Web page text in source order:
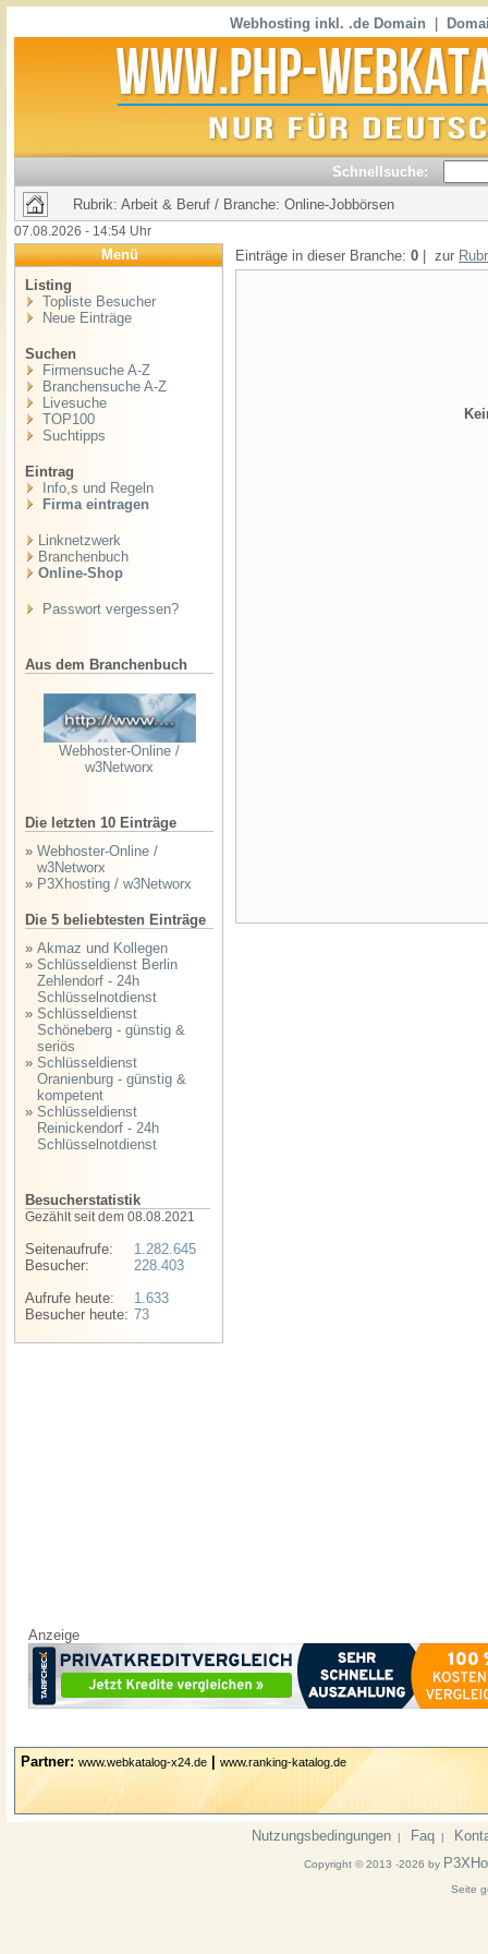
Webhosting inkl. .de Domain
Schnellsuche:
Rubrik: Arbeit & Beruf / Branche: Online-Jobbörsen
07.08.2026 - 14:54 Uhr
Menü
Listing
Topliste Besucher
Neue Einträge
Suchen
Firmensuche A-Z
Branchensuche A-Z
Livesuche
TOP100
Suchtipps
Eintrag
Info,s und Regeln
Firma eintragen
Linknetzwerk
Branchenbuch
Online-Shop
Passwort vergessen?
Aus dem Branchenbuch
Webhoster-Online /
w3Networx
Die letzten 10 Einträge
» Webhoster-Online /
w3Networx
» P3Xhosting / w3Networx
Die 5 beliebtesten Einträge
» Akmaz und Kollegen
» Schlüsseldienst Berlin
Zehlendorf - 24h
Schlüsselnotdienst
» Schlüsseldienst
Schöneberg - günstig &
seriös
» Schlüsseldienst
Oranienburg - günstig &
kompetent
» Schlüsseldienst
Reinickendorf - 24h
Schlüsselnotdienst
Besucherstatistik
Gezählt seit dem 08.08.2021
Seitenaufrufe:
Besucher:
Aufrufe heute:
Besucher heute:
1.282.645
228.403
1.633
73
Einträge in dieser Branche: 0 | zur
Anzeige
Partner: www.webkatalog-x24.de www.ranking-katalog.de
Nutzungsbedingungen | Faq |
Copyright © 2013 -2026 by
Seite